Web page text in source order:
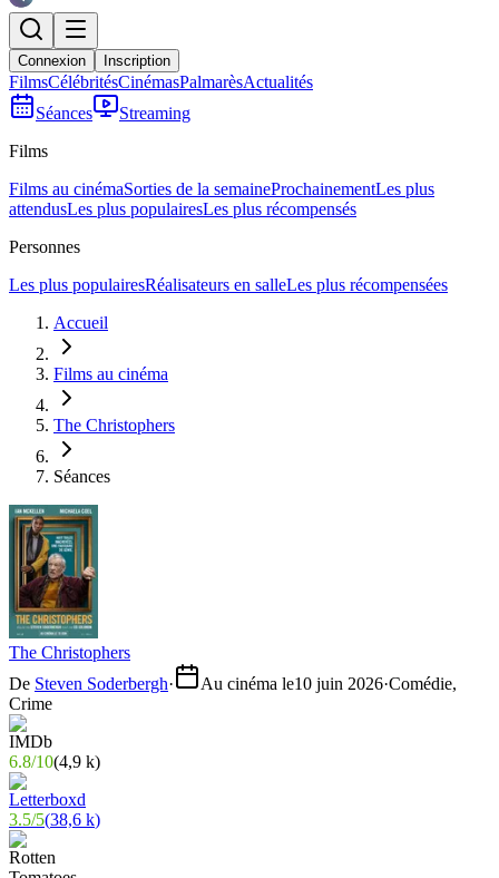
Connexion Inscription
FilmsCélébritésCinémasPalmarèsActualités
Séances
Streaming
Films
Films au cinémaSorties de la semaineProchainementLes plus
attendusLes plus populairesLes plus récompensés
Personnes
Les plus populairesRéalisateurs en salleLes plus récompensées
Accueil
Films au cinéma
The Christophers
Séances
The Christophers
De Steven Soderbergh· Au cinéma le10 juin 2026·Comédie,
Crime
6.8/10(4,9 k)
3.5/5(38,6 k)